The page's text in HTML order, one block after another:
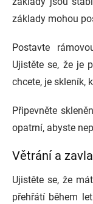
základy mohou
Postavte
Ujistěte se, že je
chcete, je skleník,
Připevněte
opatrní, abyste
Větrání a
Ujistěte se, že
přehřátí během